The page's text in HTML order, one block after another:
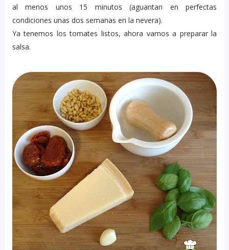
al menos unos 15 minutos (aguantan en perfectas
condiciones unas dos semanas en la nevera).
Ya tenemos los tomates listos, ahora vamos a preparar la
salsa.